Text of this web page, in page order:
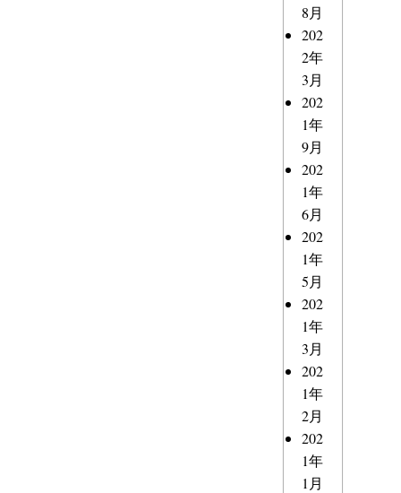
8月
202
2年
3月
202
1年
9月
202
1年
6月
202
1年
5月
202
1年
3月
202
1年
2月
202
1年
1月